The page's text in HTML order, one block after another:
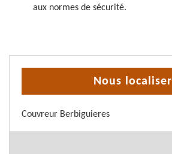
aux normes de sécurité.
Nous localiser
Couvreur Berbiguieres